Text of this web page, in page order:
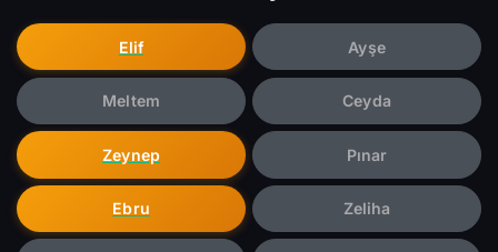
Elif Ayşe
Meltem Ceyda
Zeynep Pınar
Ebru Zeliha